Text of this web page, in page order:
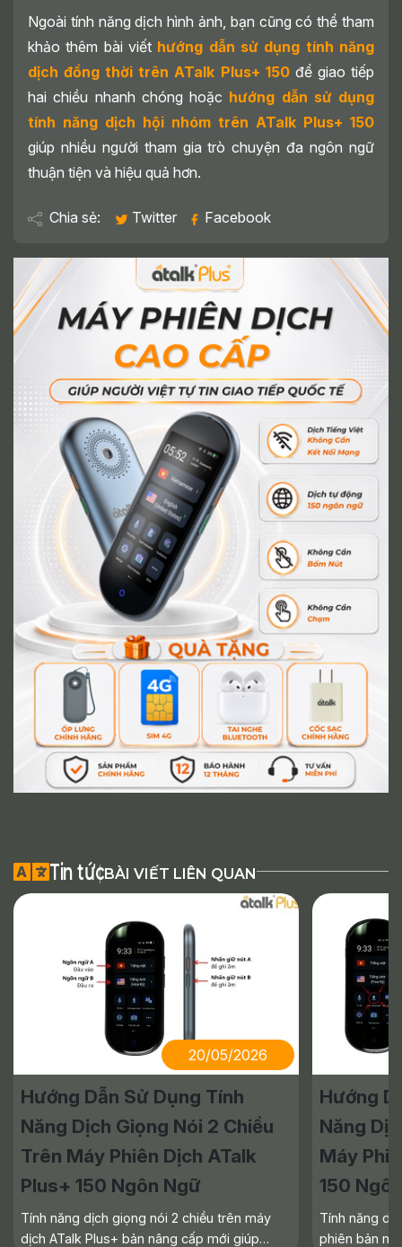
Ngoài tính năng dịch hình ảnh, bạn cũng có thể tham
khảo thêm bài viết hướng dẫn sử dụng tính năng
dịch đồng thời trên ATalk Plus+ 150 để giao tiếp
hai chiều nhanh chóng hoặc hướng dẫn sử dụng
tính năng dịch hội nhóm trên ATalk Plus+ 150
giúp nhiều người tham gia trò chuyện đa ngôn ngữ
thuận tiện và hiệu quả hơn.
Chia sẻ: Twitter Facebook
Tin tứcBÀI VIẾT LIÊN QUAN
20/05/2026
Hướng Dẫn Sử Dụng Tính
Năng Dịch Giọng Nói 2 Chiều
Trên Máy Phiên Dịch ATalk
Plus+ 150 Ngôn Ngữ
Tính năng dịch giọng nói 2 chiều trên máy
dịch ATalk Plus+ bản nâng cấp mới giúp
Hướng
Năng
Máy
150
Tính năng
phiên bản